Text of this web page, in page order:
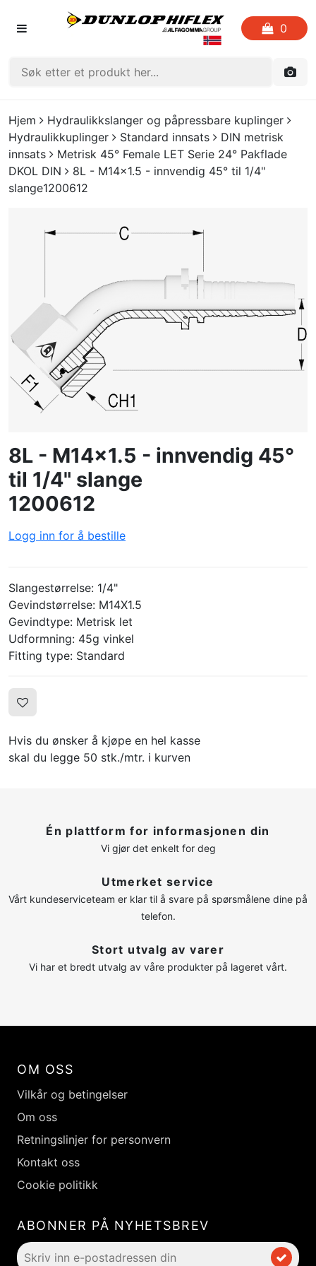
0
FORSIDEN
LISTE OVER FAVORITTER
KATALOGER
OPPRETTE PROFIL
Hjem
Hydraulikkslanger og påpressbare kuplinger
Hydraulikkuplinger
Standard innsats
DIN metrisk
innsats
Metrisk 45° Female LET Serie 24° Pakflade
DKOL DIN
8L - M14x1.5 - innvendig 45° til 1/4"
slange1200612
8L - M14x1.5 - innvendig 45°
til 1/4" slange
1200612
Logg inn for å bestille
Slangestørrelse: 1/4"
Gevindstørrelse: M14X1.5
Gevindtype: Metrisk let
Udformning: 45g vinkel
Fitting type: Standard
Hvis du ønsker å kjøpe en hel kasse
skal du legge 50 stk./mtr. i kurven
Én plattform for informasjonen din
Vi gjør det enkelt for deg
Utmerket service
Vårt kundeserviceteam er klar til å svare på spørsmålene dine på
telefon.
Stort utvalg av varer
Vi har et bredt utvalg av våre produkter på lageret vårt.
OM OSS
Vilkår og betingelser
Om oss
Retningslinjer for personvern
Kontakt oss
Cookie politikk
ABONNER PÅ NYHETSBREV